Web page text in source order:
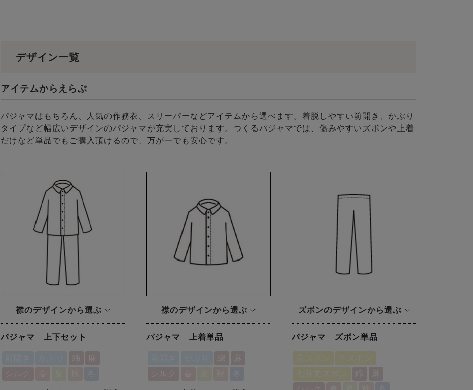
デザイン一覧
アイテムからえらぶ
パジャマはもちろん、人気の作務衣、スリーパーなどアイテムから選べます。着脱しやすい前開き、かぶり
タイプなど幅広いデザインのパジャマが充実しております。つくるパジャマでは、傷みやすいズボンや上着
だけなど単品でもご購入頂けるので、万が一でも安心です。
襟のデザインから選ぶ
パジャマ 上下セット
襟のデザインから選ぶ
パジャマ 上着単品
ズボンのデザインから選ぶ
パジャマ ズボン単品
長ズボン
半ズボン
七分丈ズボン